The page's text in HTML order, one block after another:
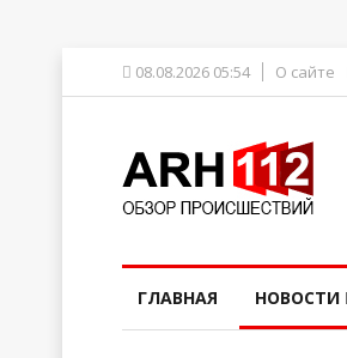
08.08.2026 05:54 О сайте
ГЛАВНАЯ НОВОСТИ